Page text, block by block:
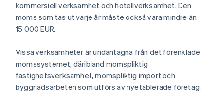
kommersiell verksamhet och hotellverksamhet. Den
moms som tas ut varje år måste också vara mindre än
15 000 EUR.
Vissa verksamheter är undantagna från det förenklade
momssystemet, däribland momspliktig
fastighetsverksamhet, momspliktig import och
byggnadsarbeten som utförs av nyetablerade företag.